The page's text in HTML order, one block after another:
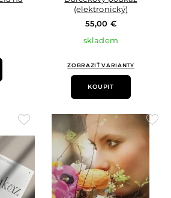
(elektronický)
55,00 €
skladem
ZOBRAZIŤ VARIANTY
KOUPIT
Přidat
do
oblíbených
do